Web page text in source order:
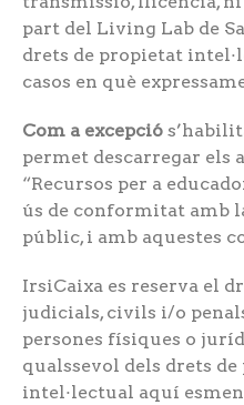
part del Living Lab de
drets de propietat
casos en què
Com a excepció
permet descarregar els
“Recursos per a
ús de conformitat amb
públic, i amb aquestes
IrsiCaixa es reserva el
judicials, civils i/o
persones físiques o
qualssevol dels drets
intel·lectual aquí